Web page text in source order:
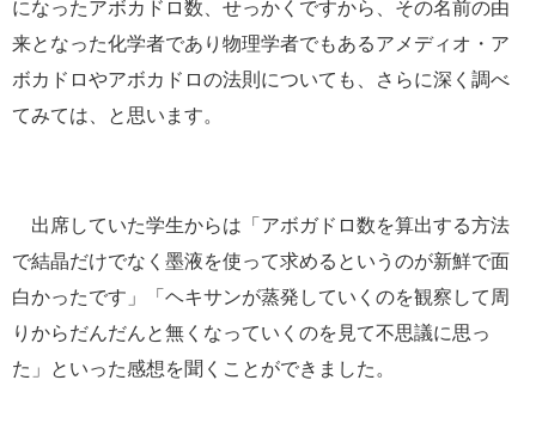
になったアボカドロ数、せっかくですから、その名前の由
来となった化学者であり物理学者でもあるアメディオ・ア
ボカドロやアボカドロの法則についても、さらに深く調べ
てみては、と思います。
出席していた学生からは「アボガドロ数を算出する方法
で結晶だけでなく墨液を使って求めるというのが新鮮で面
白かったです」「ヘキサンが蒸発していくのを観察して周
りからだんだんと無くなっていくのを見て不思議に思っ
た」といった感想を聞くことができました。